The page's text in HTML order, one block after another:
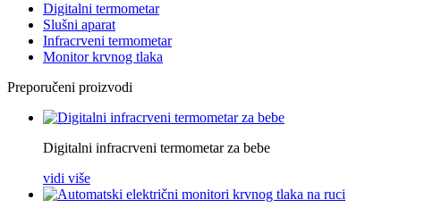
Digitalni termometar
Slušni aparat
Infracrveni termometar
Monitor krvnog tlaka
Preporučeni proizvodi
Digitalni infracrveni termometar za bebe
vidi više